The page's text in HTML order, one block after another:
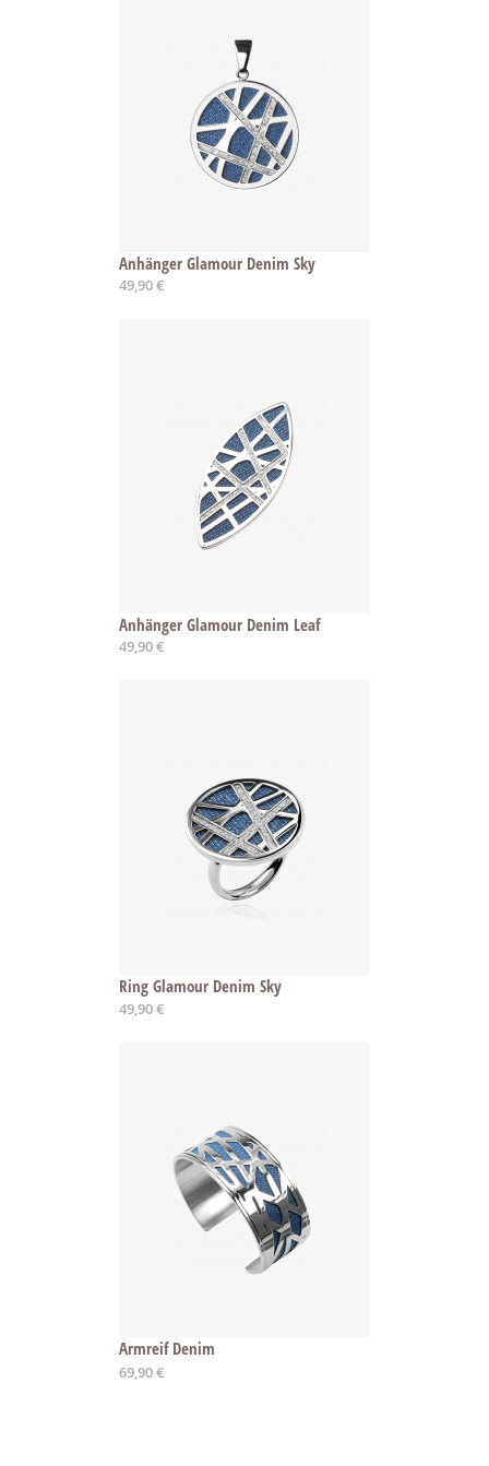
Anhänger Glamour Denim Sky
49,90 €
Anhänger Glamour Denim Leaf
49,90 €
Ring Glamour Denim Sky
Ab
49,90 €
Armreif Denim
Ab
69,90 €